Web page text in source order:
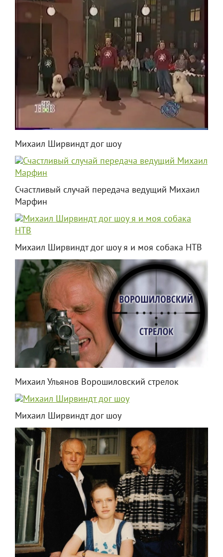
Михаил Ширвиндт дог шоу
Счастливый случай передача ведущий Михаил
Марфин
Михаил Ширвиндт дог шоу я и моя собака НТВ
Михаил Ульянов Ворошиловский стрелок
Михаил Ширвиндт дог шоу